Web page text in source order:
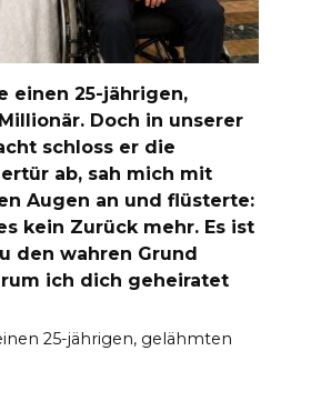
einen 25-jährigen,
Doch in unserer
schloss er die
ab, sah mich mit
Augen an und flüsterte:
kein Zurück mehr. Es ist
den wahren Grund
ich dich geheiratet
25-jährigen, gelähmten